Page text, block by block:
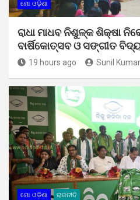
ମୋ ଓଡ଼ିଶା
ରାଧା ମାଧବ ନିଶୁଳ୍କ ଶିକ୍ଷା
ବାର୍ଷିକୋତ୍ସବ ଓ ସଙ୍ଗୀତ
19 hours ago Sunil
ମୋ ଓଡ଼ିଶା ରାଜନୀତି